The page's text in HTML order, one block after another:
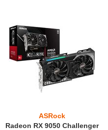
ASRock
Radeon RX 9050 Challenger